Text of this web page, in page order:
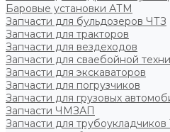
Баровые установки АТМ
Запчасти для бульдозеров ЧТЗ
Запчасти для тракторов
Запчасти для вездеходов
Запчасти для сваебойной
Запчасти для экскаваторов
Запчасти для погрузчиков
Запчасти для грузовых
Запчасти ЧМЗАП
Запчасти для